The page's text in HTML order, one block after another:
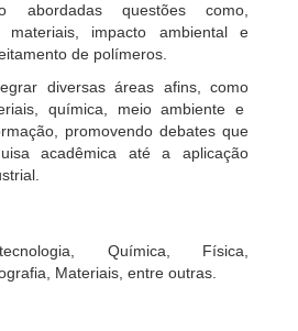
abordadas questões como,
impacto ambiental e
de polímeros.
diversas áreas afins, como
química, meio ambiente e
promovendo debates que
acadêmica até a aplicação
Química, Física,
Materiais, entre outras.